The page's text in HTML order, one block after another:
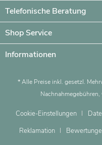
Telefonische Beratung
Shop Service
Informationen
* Alle Preise inkl. gesetzl.
Cookie-Einstellungen
Reklamation